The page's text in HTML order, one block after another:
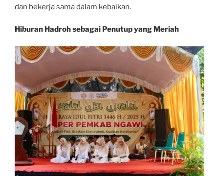
dan bekerja sama dalam kebaikan.
Hiburan Hadroh sebagai Penutup yang Meriah